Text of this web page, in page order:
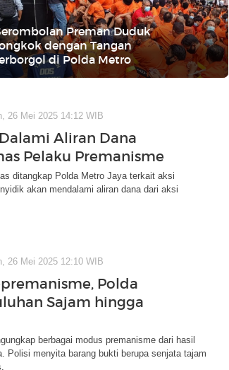
Preman Duduk
dengan Tangan
di Polda Metro
26 Mei 2025 14:12 WIB
Aliran Dana
Pelaku Premanisme
ditangkap Polda Metro Jaya terkait aksi
akan mendalami aliran dana dari aksi
26 Mei 2025 12:10 WIB
Polda
Sajam hingga
berbagai modus premanisme dari hasil
Polisi menyita barang bukti berupa senjata tajam